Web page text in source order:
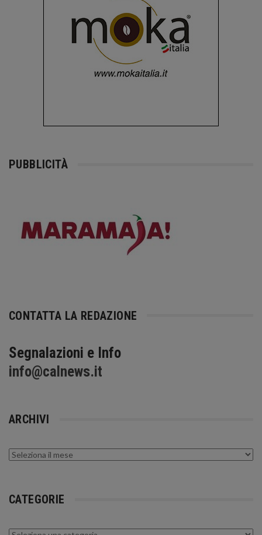
PUBBLICITÀ
CONTATTA LA REDAZIONE
Segnalazioni e Info
info@calnews.it
ARCHIVI
Archivi
CATEGORIE